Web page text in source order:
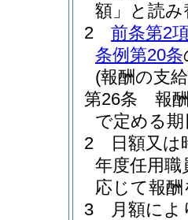
額」と読
2
前条第2
条例第20条
(報酬の支
第26条
報
で定める
2
日額又
年度任用
応じて報
3
月額に